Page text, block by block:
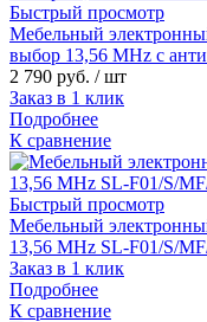
Быстрый просмотр
Мебельный
выбор 13,56 MHz с
2 790 руб. / шт
Заказ в 1 клик
Подробнее
К сравнение
Быстрый просмотр
Мебельный
13,56 MHz SL-F01/S/
Заказ в 1 клик
Подробнее
К сравнение